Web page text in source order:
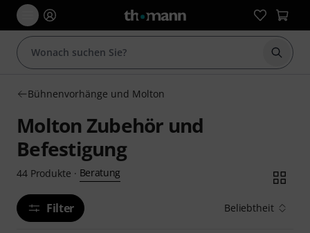
Suche
Bühnenvorhänge und Molton
Molton Zubehör und
Befestigung
44 Produkte · Beratung
Filter Beliebtheit